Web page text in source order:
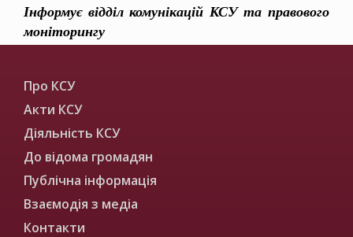
Інформує відділ комунікацій КСУ та правового
моніторингу
Про КСУ
Акти КСУ
Діяльність КСУ
До відома громадян
Публічна інформація
Взаємодія з медіа
Контакти